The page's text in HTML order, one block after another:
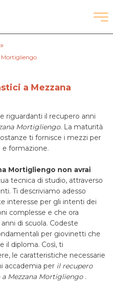
»
Mortigliengo
a Mezzana
riguardanti il recupero anni
Mortigliengo. La maturità
ti fornisce i mezzi per
formazione.
Mortigliengo non avrai
tecnica di studio, attraverso
Ti descriviamo adesso
interesse per gli intenti dei
complesse e che ora
di scuola. Codeste
per giovinetti che
il diploma. Così, ti
le caratteristiche necessarie
accademia per il recupero
Mezzana Mortigliengo .